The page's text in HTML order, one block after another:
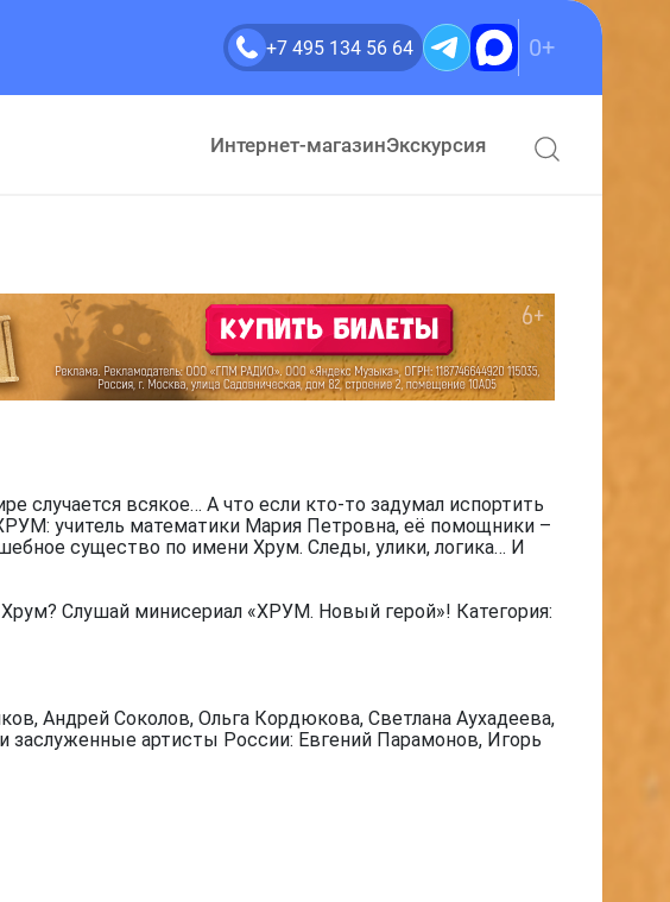
+7 495 134 56 64 0+
Интернет-магазинЭкскурсия
случается всякое… А что если кто-то задумал испортить
учитель математики Мария Петровна, её помощники –
существо по имени Хрум. Следы, улики, логика… И
Слушай минисериал «ХРУМ. Новый герой»! Категория:
Андрей Соколов, Ольга Кордюкова, Светлана Аухадеева,
заслуженные артисты России: Евгений Парамонов, Игорь